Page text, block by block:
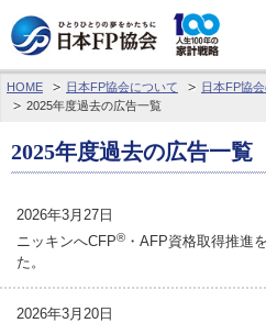
わたしたちのくらしとお金
FPに相談する
FP技能検定
HOME 日本FP協会について 日本FP協
2025年度過去の広告一覧
2025年度過去の広告一覧
2026年3月27日
ニッキンへCFP® ・AFP資格取得推進
た。
2026年3月20日